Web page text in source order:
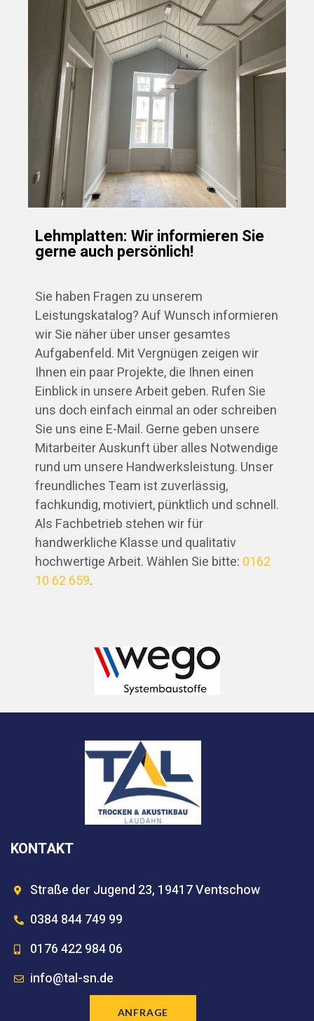
Lehmplatten: Wir informieren Sie
gerne auch persönlich!
Sie haben Fragen zu unserem
Leistungskatalog? Auf Wunsch informieren
wir Sie näher über unser gesamtes
Aufgabenfeld. Mit Vergnügen zeigen wir
Ihnen ein paar Projekte, die Ihnen einen
Einblick in unsere Arbeit geben. Rufen Sie
uns doch einfach einmal an oder schreiben
Sie uns eine E-Mail. Gerne geben unsere
Mitarbeiter Auskunft über alles Notwendige
rund um unsere Handwerksleistung. Unser
freundliches Team ist zuverlässig,
fachkundig, motiviert, pünktlich und schnell.
Als Fachbetrieb stehen wir für
handwerkliche Klasse und qualitativ
hochwertige Arbeit. Wählen Sie bitte: 0162
10 62 659.
KONTAKT
Straße der Jugend 23, 19417 Ventschow
0384 844 749 99
0176 422 984 06
info@tal-sn.de
ANFRAGE